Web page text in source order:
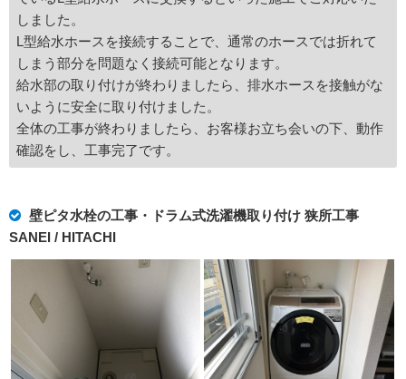
しました。
L型給水ホースを接続することで、通常のホースでは折れて
しまう部分を問題なく接続可能となります。
給水部の取り付けが終わりましたら、排水ホースを接触がな
いように安全に取り付けました。
全体の工事が終わりましたら、お客様お立ち会いの下、動作
確認をし、工事完了です。
壁ピタ水栓の工事・ドラム式洗濯機取り付け 狭所工事
SANEI / HITACHI